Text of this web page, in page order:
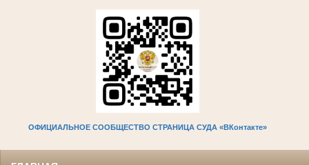
ОФИЦИАЛЬНОЕ СООБЩЕСТВО СТРАНИЦА СУДА «ВКонтакте»